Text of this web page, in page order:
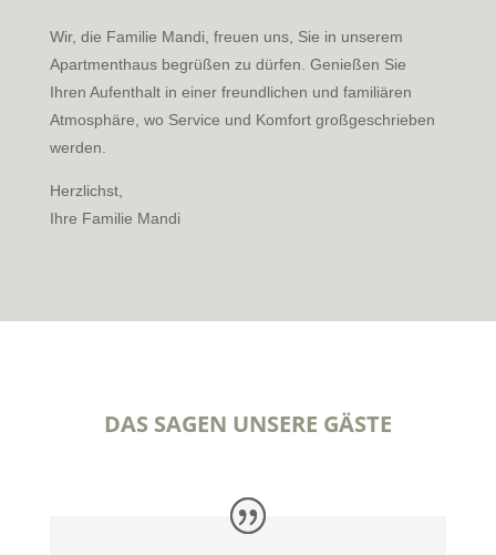
Wir, die Familie Mandi, freuen uns, Sie in unserem
Apartmenthaus begrüßen zu dürfen. Genießen Sie
Ihren Aufenthalt in einer freundlichen und familiären
Atmosphäre, wo Service und Komfort großgeschrieben
werden.
Herzlichst,
Ihre Familie Mandi
DAS SAGEN UNSERE GÄSTE